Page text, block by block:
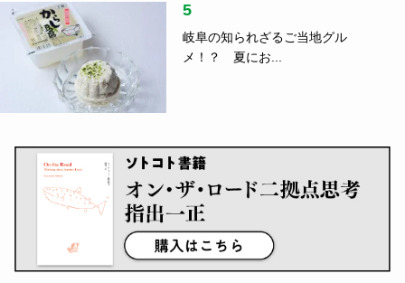
5
岐阜の知られざるご当地グル
メ！？ 夏にお...